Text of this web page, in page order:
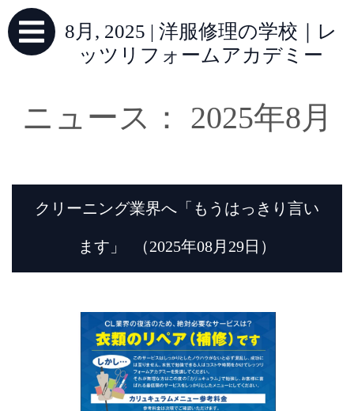
8月, 2025 | 洋服修理の学校｜レ
ッツリフォームアカデミー
ニュース： 2025年8月
クリーニング業界へ「もうはっきり言い
ます」 （2025年08月29日）